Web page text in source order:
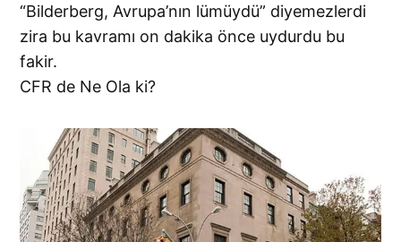
“Bilderberg, Avrupa’nın lümüydü” diyemezlerdi
zira bu kavramı on dakika önce uydurdu bu
fakir.
CFR de Ne Ola ki?